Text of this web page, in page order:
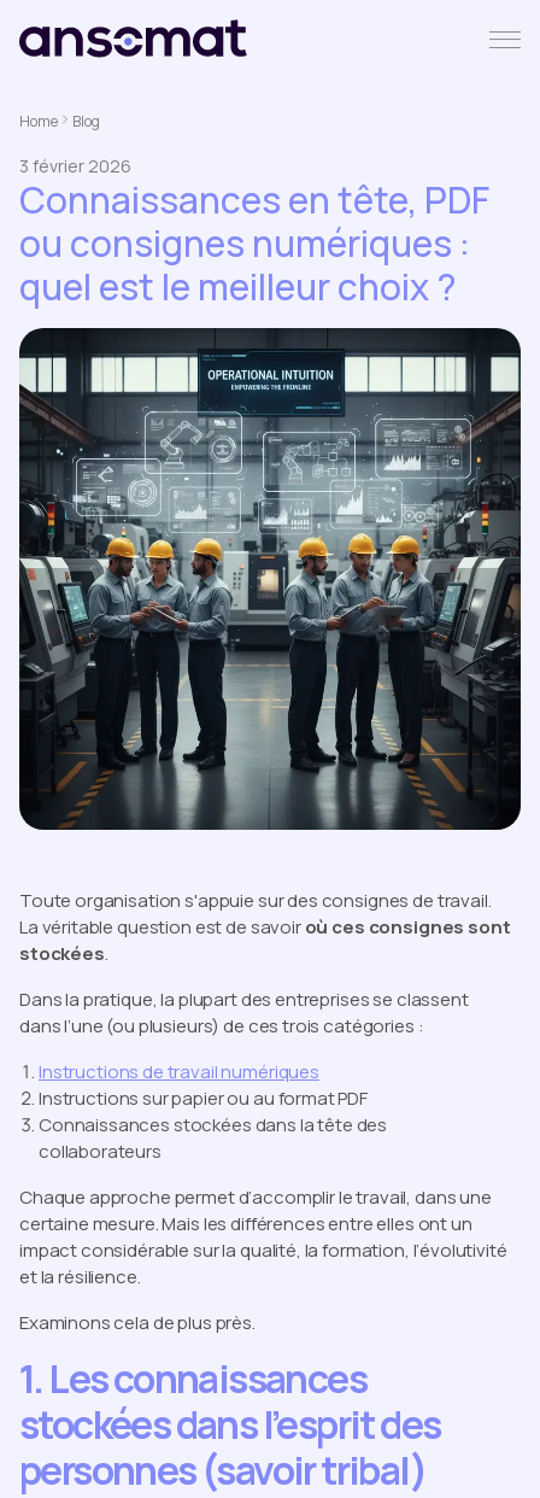
Home Blog
3 février 2026
Connaissances en tête, PDF
ou consignes numériques :
quel est le meilleur choix ?
Toute organisation s'appuie sur des consignes de travail.
La véritable question est de savoiroù ces consignes sont
stockées.
Dans la pratique, la plupart des entreprises se classent
dans l’une (ou plusieurs) de ces trois catégories :
Instructions de travail numériques
Instructions sur papier ou au format PDF
Connaissances stockées dans la tête des
collaborateurs
Chaque approche permet d’accomplir le travail, dans une
certaine mesure. Mais les différences entre elles ont un
impact considérable sur la qualité, la formation, l’évolutivité
et la résilience.
Examinons cela de plus près.
1. Les connaissances
stockées dans l’esprit des
personnes (savoir tribal)